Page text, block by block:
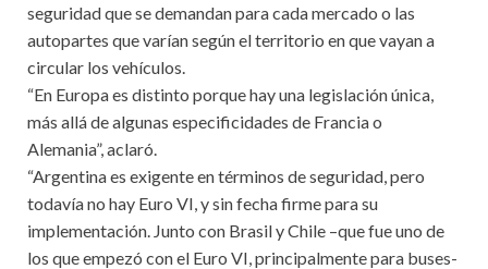
seguridad que se demandan para cada mercado o las
autopartes que varían según el territorio en que vayan a
circular los vehículos.
“En Europa es distinto porque hay una legislación única,
más allá de algunas especificidades de Francia o
Alemania”, aclaró.
“Argentina es exigente en términos de seguridad, pero
todavía no hay Euro VI, y sin fecha firme para su
implementación. Junto con Brasil y Chile –que fue uno de
los que empezó con el Euro VI, principalmente para buses-